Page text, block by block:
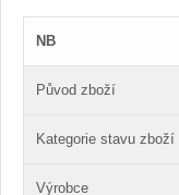
NB
Původ zboží
Kategorie stavu zboží
Výrobce